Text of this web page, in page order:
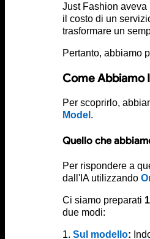
Just Fashion
il costo di un
trasformare un
Pertanto, abbiamo
Come Abbiamo
Per scoprirlo,
Model .
Quello che
Per rispondere a
dall'IA utilizzando
Ci siamo preparati
due modi:
1. Sul modello: